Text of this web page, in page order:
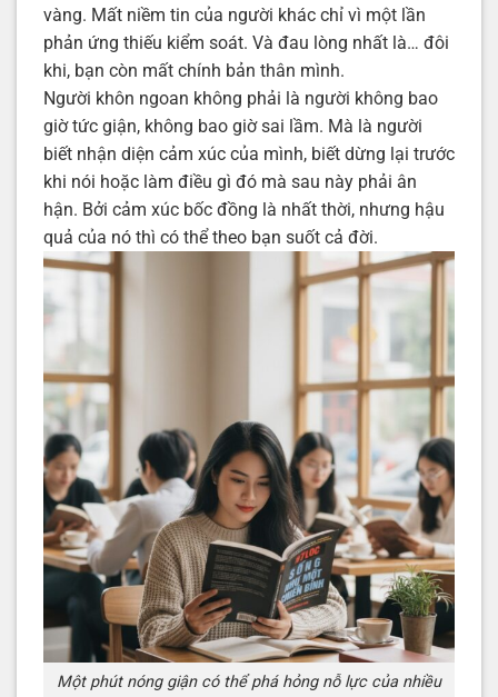
vàng. Mất niềm tin của người khác chỉ vì một lần
phản ứng thiếu kiểm soát. Và đau lòng nhất là… đôi
khi, bạn còn mất chính bản thân mình.
Người khôn ngoan không phải là người không bao
giờ tức giận, không bao giờ sai lầm. Mà là người
biết nhận diện cảm xúc của mình, biết dừng lại trước
khi nói hoặc làm điều gì đó mà sau này phải ân
hận. Bởi cảm xúc bốc đồng là nhất thời, nhưng hậu
quả của nó thì có thể theo bạn suốt cả đời.
Một phút nóng giận có thể phá hỏng nỗ lực của nhiều